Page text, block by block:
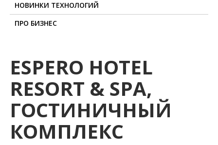
НОВИНКИ ТЕХНОЛОГИЙ
ПРО БИЗНЕС
ESPERO HOTEL
RESORT & SPA,
ГОСТИНИЧНЫЙ
КОМПЛЕКС